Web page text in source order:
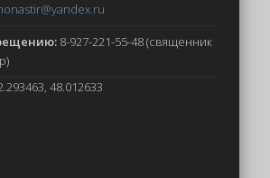
@yandex.ru
8-927-221-55-48 (священник
48.012633